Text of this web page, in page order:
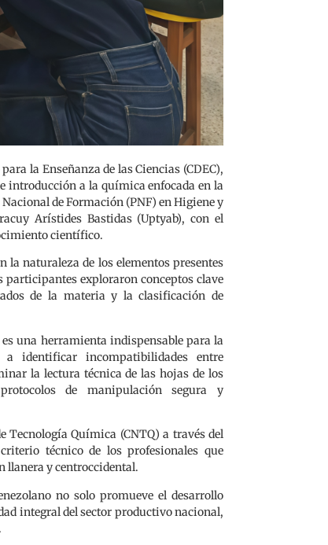
la Enseñanza de las Ciencias (CDEC),
introducción a la química enfocada en la
de Formación (PNF) en Higiene y
Arístides Bastidas (Uptyab), con el
científico.
naturaleza de los elementos presentes
participantes exploraron conceptos clave
de la materia y la clasificación de
una herramienta indispensable para la
a identificar incompatibilidades entre
la lectura técnica de las hojas de los
de manipulación segura y
Tecnología Química (CNTQ) a través del
técnico de los profesionales que
llanera y centroccidental.
no solo promueve el desarrollo
integral del sector productivo nacional,